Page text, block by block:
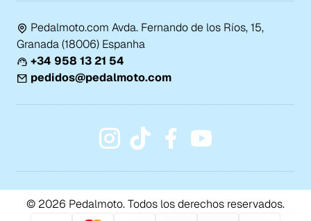
Pedalmoto.com Avda. Fernando de los Ríos, 15,
Granada (18006) Espanha
+34 958 13 21 54
pedidos@pedalmoto.com
© 2026 Pedalmoto. Todos los derechos reservados.